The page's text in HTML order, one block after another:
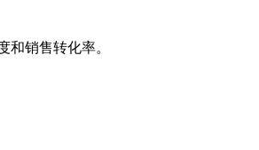
销售转化率。